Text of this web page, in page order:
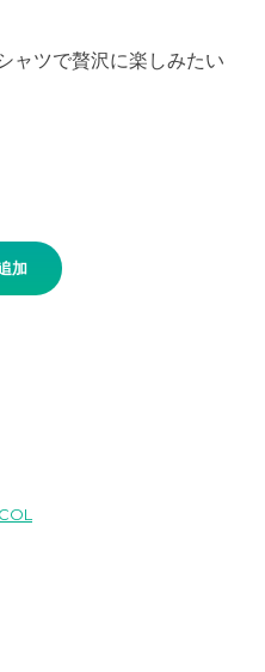
ャツで贅沢に楽しみたい
CANCLINI LINEN個
加